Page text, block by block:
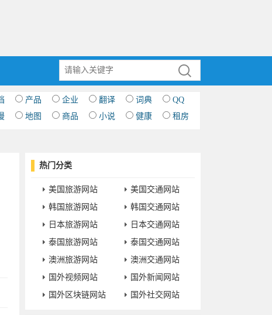
产品 企业 翻译 词典
QQ
地图 商品 小说 健康 租房
热门分类
美国旅游网站
美国交通网站
韩国旅游网站
韩国交通网站
日本旅游网站
日本交通网站
泰国旅游网站
泰国交通网站
澳洲旅游网站
澳洲交通网站
国外视频网站
国外新闻网站
国外区块链网站
国外社交网站